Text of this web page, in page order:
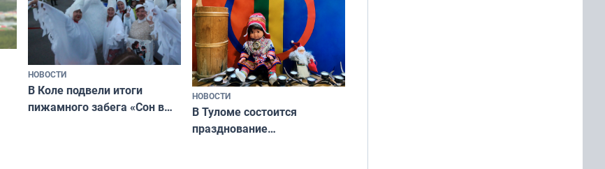
НОВОСТИ
В Коле подвели итоги
пижамного забега «Сон в
НОВОСТИ
В Туломе состоится
празднование